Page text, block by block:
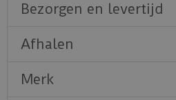
Bezorgen en levertijd
Afhalen
Merk